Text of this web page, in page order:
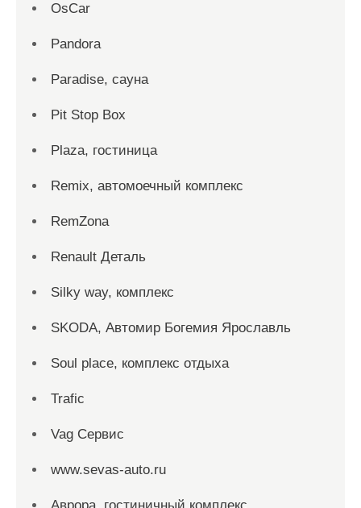
OsCar
Pandora
Paradise, сауна
Pit Stop Box
Plaza, гостиница
Remix, автомоечный комплекс
RemZona
Renault Деталь
Silky way, комплекс
SKODA, Автомир Богемия Ярославль
Soul place, комплекс отдыха
Trafic
Vag Сервис
www.sevas-auto.ru